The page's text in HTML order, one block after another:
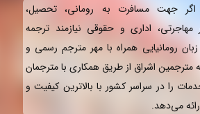
اگر جهت مسافرت به رومانی، تحصیل،
مهاجرتی، اداری و حقوقی نیازمند ترجمه
رومانیایی همراه با مهر مترجم رسمی و
مترجمین اشراق از طریق همکاری با مترجمان
را در سراسر کشور با بالاترین کیفیت و
می‌دهد.